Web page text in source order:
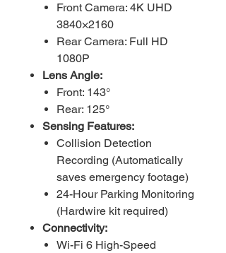
Front Camera: 4K UHD
3840×2160
Rear Camera: Full HD
1080P
Lens Angle:
Front: 143°
Rear: 125°
Sensing Features:
Collision Detection
Recording (Automatically
saves emergency footage)
24-Hour Parking Monitoring
(Hardwire kit required)
Connectivity:
Wi-Fi 6 High-Speed